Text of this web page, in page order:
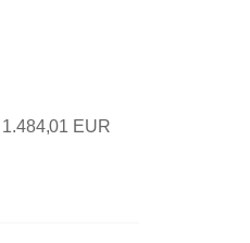
1.484,01 EUR